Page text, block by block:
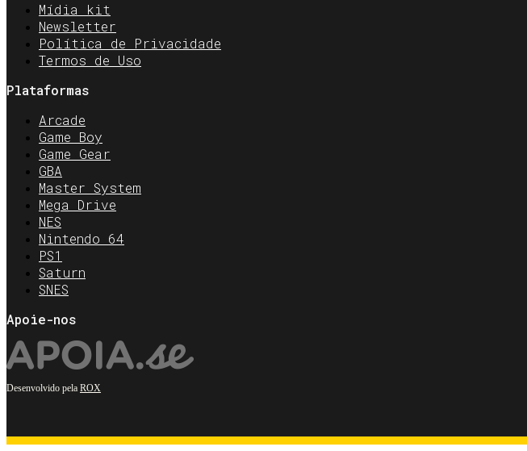
Mídia kit
Newsletter
Política de Privacidade
Termos de Uso
Plataformas
Arcade
Game Boy
Game Gear
GBA
Master System
Mega Drive
NES
Nintendo 64
PS1
Saturn
SNES
Apoie-nos
Desenvolvido pela ROX